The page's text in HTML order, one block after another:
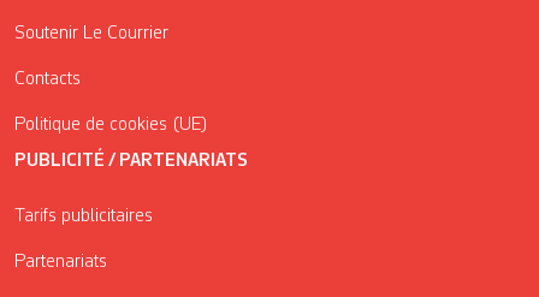
Soutenir Le Courrier
Contacts
Politique de cookies (UE)
PUBLICITÉ / PARTENARIATS
Tarifs publicitaires
Partenariats